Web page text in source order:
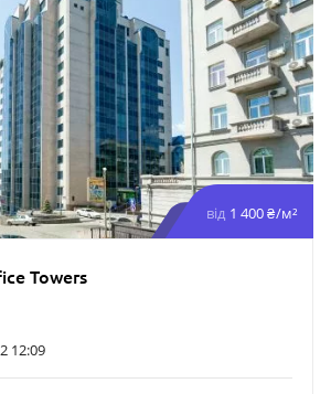
від 1 400 ₴/м²
Towers
12:09